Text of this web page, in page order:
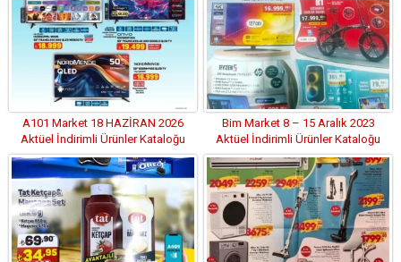
A101 Market 18 HAZİRAN 2026
Aktüel İndirimli Ürünler Kataloğu
Bim Market 8 – 15 Aralık 2023
Aktüel İndirimli Ürünler Kataloğu